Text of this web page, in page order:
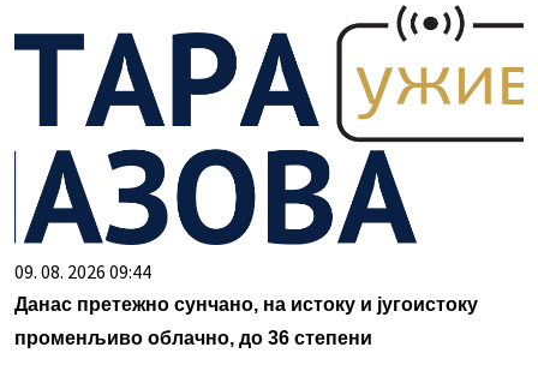
09. 08. 2026 09:44
Данас претежно сунчано, на истоку и југоистоку
променљиво облачно, до 36 степени